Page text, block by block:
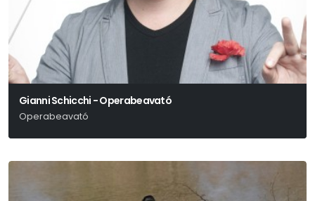
Gianni Schicchi - Operabeavató
Operabeavató